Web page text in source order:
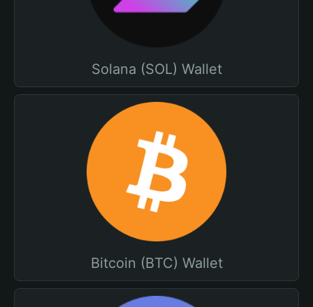
Solana (SOL) Wallet
Bitcoin (BTC) Wallet